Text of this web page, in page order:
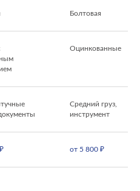
Болтовая
Оцинкованные
Средний груз,
инструмент
от 5 800 ₽